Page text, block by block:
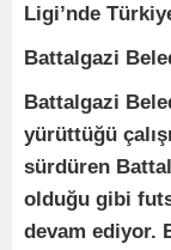
Ligi’nde
Battalgazi
Battalgazi
yürüttüğü
sürdüren
olduğu gibi
devam ediyor.